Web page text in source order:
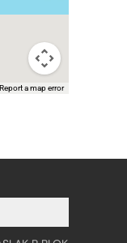
Report a map error